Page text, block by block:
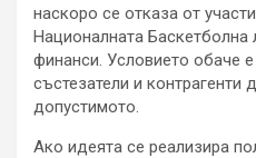
наскоро се отказа от
Националната Баскетболна
финанси. Условието обаче
състезатели и контрагенти
допустимото.
Ако идеята се реализира